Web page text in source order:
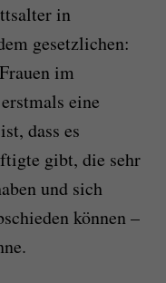
in
gesetzlichen:
im
eine
dass es
gibt, die sehr
und sich
können –